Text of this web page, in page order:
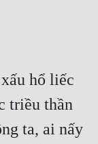
hổ liếc
triều thần
ta, ai nấy